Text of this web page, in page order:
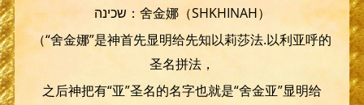
שכינה：舍金娜（SHKHINAH）
（“舍金娜”是神首先显明给先知以莉莎法.以利亚呼的
圣名拼法，
之后神把有“亚”圣名的名字也就是“舍金亚”显明给